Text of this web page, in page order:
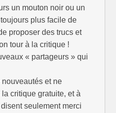
un mouton noir ou un
toujours plus facile de
proposer des trucs et
tour à la critique !
« partageurs » qui
nouveautés et ne
critique gratuite, et à
seulement merci